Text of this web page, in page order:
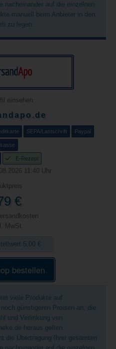
nacheinander auf die einzelnen
manuell beim Anbieter in den
zu legen.
einsehen
SEPA/Lastschrift Paypal
E-Rezept
11:40 Uhr
€
MwSt.
5,00 €
bestellen
viele Produkte auf
günstigeren Preisen an, die
und Verlinkung von
heraus gelten.
die Übertragung Ihrer gesamten